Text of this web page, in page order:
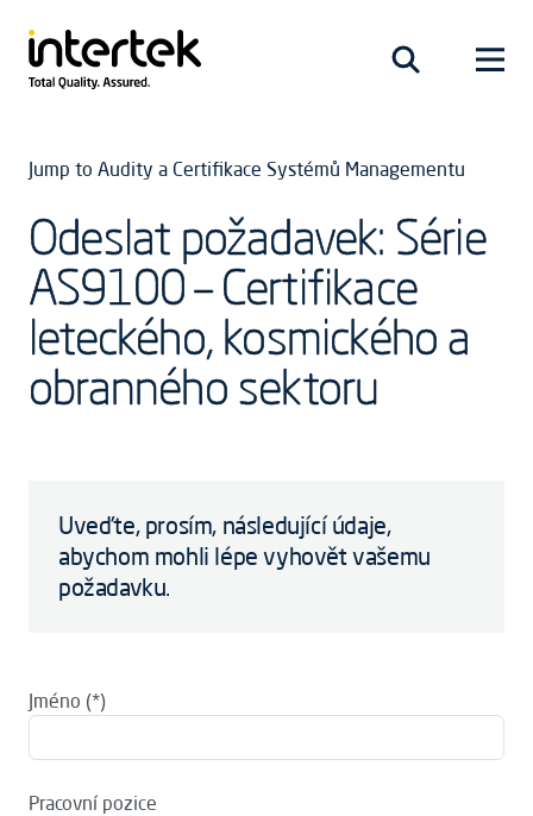
Jump to Audity a Certifikace Systémů Managementu
Odeslat požadavek: Série
AS9100 – Certifikace
leteckého, kosmického a
obranného sektoru
Uveďte, prosím, následující údaje,
abychom mohli lépe vyhovět vašemu
požadavku.
Jméno
Pracovní pozice